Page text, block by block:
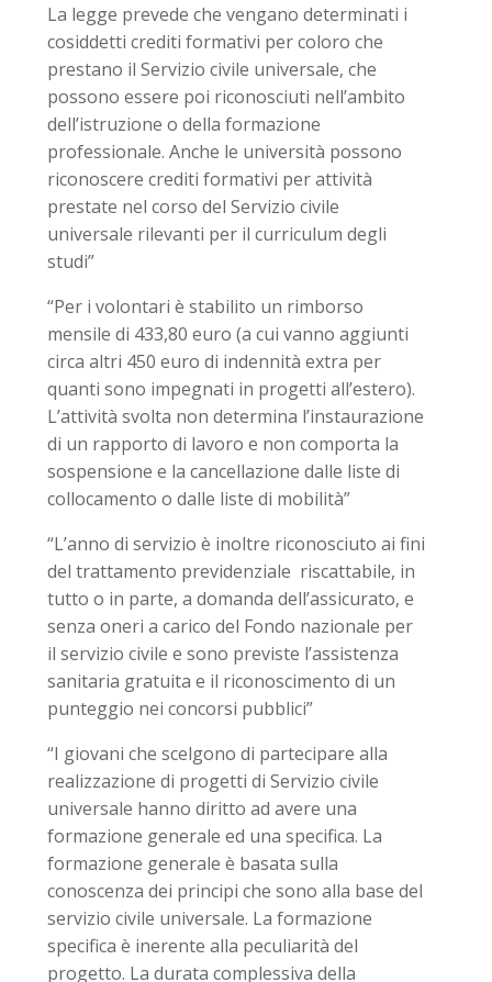
La legge prevede che vengano determinati i
cosiddetti crediti formativi per coloro che
prestano il Servizio civile universale, che
possono essere poi riconosciuti nell’ambito
dell’istruzione o della formazione
professionale. Anche le università possono
riconoscere crediti formativi per attività
prestate nel corso del Servizio civile
universale rilevanti per il curriculum degli
studi”
“Per i volontari è stabilito un rimborso
mensile di 433,80 euro (a cui vanno aggiunti
circa altri 450 euro di indennità extra per
quanti sono impegnati in progetti all’estero).
L’attività svolta non determina l’instaurazione
di un rapporto di lavoro e non comporta la
sospensione e la cancellazione dalle liste di
collocamento o dalle liste di mobilità”
“L’anno di servizio è inoltre riconosciuto ai fini
del trattamento previdenziale riscattabile, in
tutto o in parte, a domanda dell’assicurato, e
senza oneri a carico del Fondo nazionale per
il servizio civile e sono previste l’assistenza
sanitaria gratuita e il riconoscimento di un
punteggio nei concorsi pubblici”
“I giovani che scelgono di partecipare alla
realizzazione di progetti di Servizio civile
universale hanno diritto ad avere una
formazione generale ed una specifica. La
formazione generale è basata sulla
conoscenza dei principi che sono alla base del
servizio civile universale. La formazione
specifica è inerente alla peculiarità del
progetto. La durata complessiva della